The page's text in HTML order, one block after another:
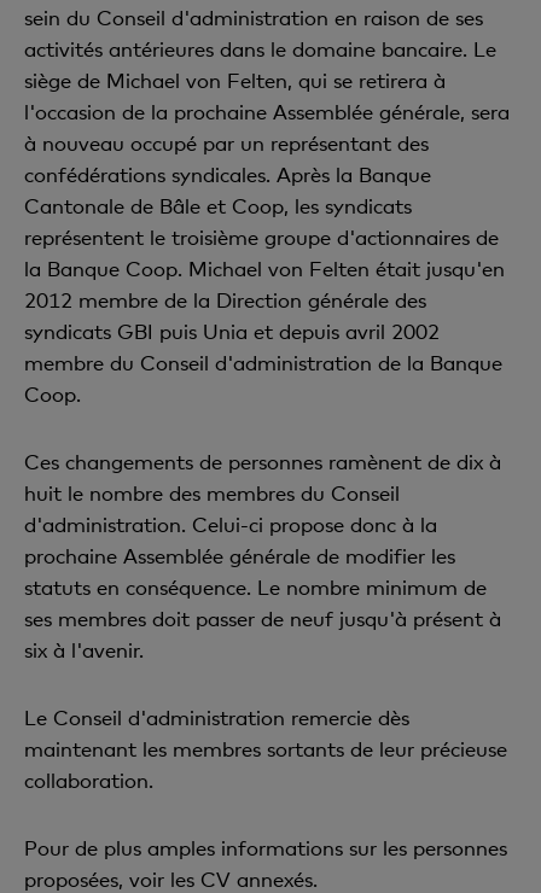
sein du Conseil d'administration en raison de ses
activités antérieures dans le domaine bancaire. Le
siège de Michael von Felten, qui se retirera à
l'occasion de la prochaine Assemblée générale, sera
à nouveau occupé par un représentant des
confédérations syndicales. Après la Banque
Cantonale de Bâle et Coop, les syndicats
représentent le troisième groupe d'actionnaires de
la Banque Coop. Michael von Felten était jusqu'en
2012 membre de la Direction générale des
syndicats GBI puis Unia et depuis avril 2002
membre du Conseil d'administration de la Banque
Coop.
Ces changements de personnes ramènent de dix à
huit le nombre des membres du Conseil
d'administration. Celui-ci propose donc à la
prochaine Assemblée générale de modifier les
statuts en conséquence. Le nombre minimum de
ses membres doit passer de neuf jusqu'à présent à
six à l'avenir.
Le Conseil d'administration remercie dès
maintenant les membres sortants de leur précieuse
collaboration.
Pour de plus amples informations sur les personnes
proposées, voir les CV annexés.